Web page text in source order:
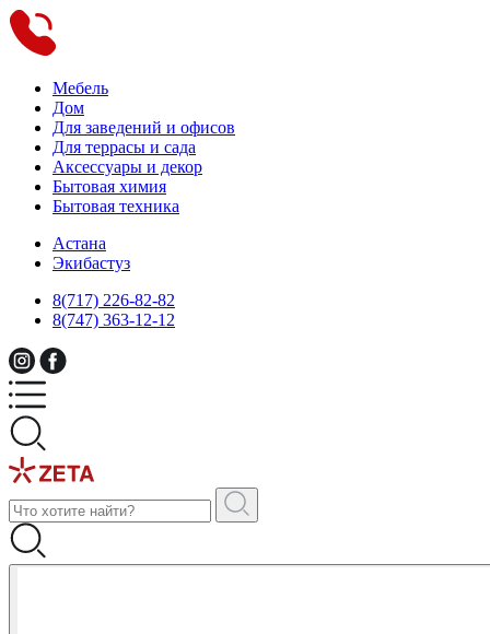
Мебель
Дом
Для заведений и офисов
Для террасы и сада
Аксессуары и декор
Бытовая химия
Бытовая техника
Астана
Экибастуз
8(717) 226-82-82
8(747) 363-12-12